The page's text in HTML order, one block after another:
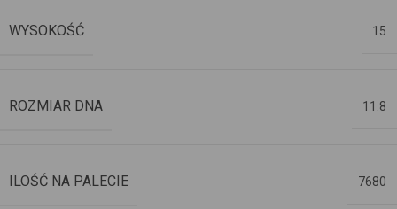
WYSOKOŚĆ 15
ROZMIAR DNA 11.8
ILOŚĆ NA PALECIE 7680